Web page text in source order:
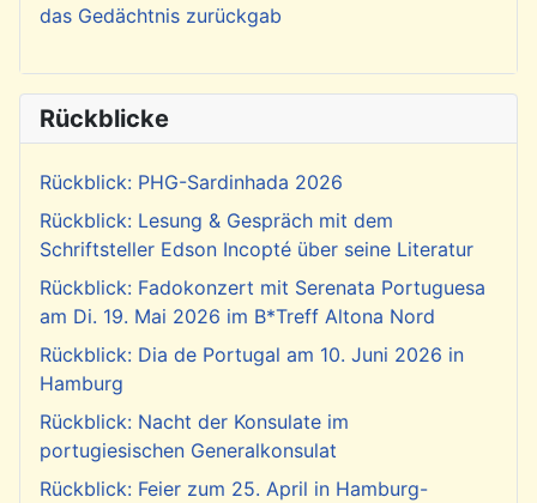
das Gedächtnis zurückgab
Rückblicke
Rückblick: PHG-Sardinhada 2026
Rückblick: Lesung & Gespräch mit dem
Schriftsteller Edson Incopté über seine Literatur
Rückblick: Fadokonzert mit Serenata Portuguesa
am Di. 19. Mai 2026 im B*Treff Altona Nord
Rückblick: Dia de Portugal am 10. Juni 2026 in
Hamburg
Rückblick: Nacht der Konsulate im
portugiesischen Generalkonsulat
Rückblick: Feier zum 25. April in Hamburg-